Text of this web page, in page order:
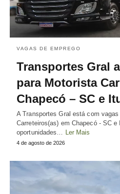
VAGAS DE EMPREGO
Transportes Gral
para Motorista
Chapecó – SC e
A Transportes Gral está com
Carreteiros(as) em Chapecó - SC e
oportunidades… Ler Mais
4 de agosto de 2026